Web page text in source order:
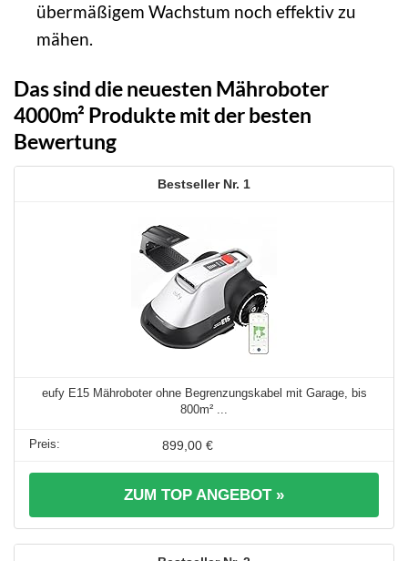
übermäßigem Wachstum noch effektiv zu
mähen.
Das sind die neuesten Mähroboter
4000m² Produkte mit der besten
Bewertung
1
eufy E15 Mähroboter ohne Begrenzungskabel mit Garage, bis
800m² ...
899,00 €
ZUM TOP ANGEBOT »